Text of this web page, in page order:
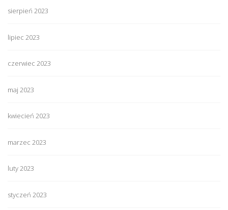
sierpień 2023
lipiec 2023
czerwiec 2023
maj 2023
kwiecień 2023
marzec 2023
luty 2023
styczeń 2023